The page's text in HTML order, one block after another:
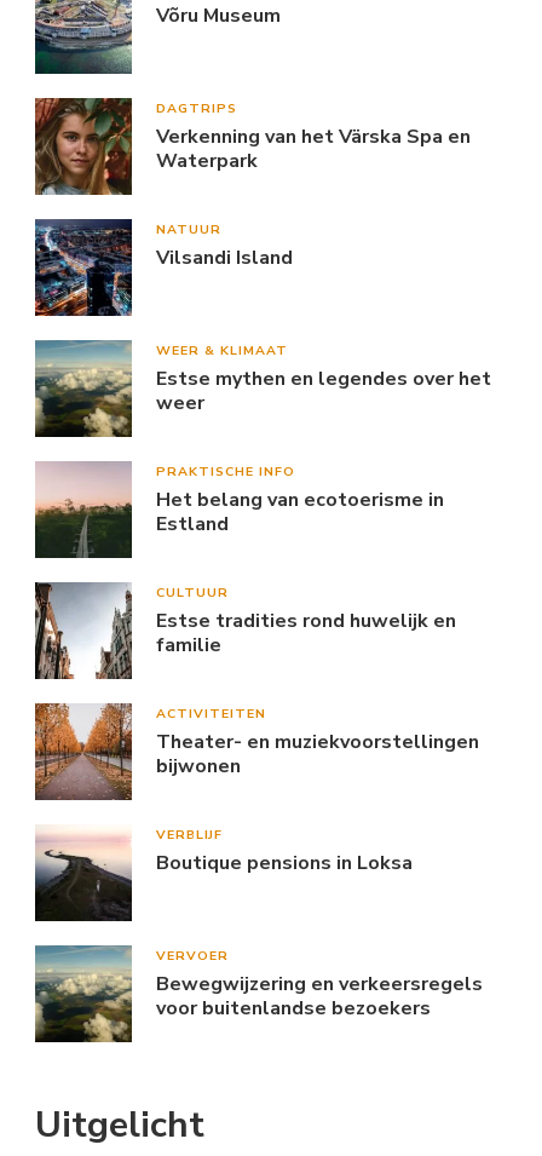
Võru Museum
DAGTRIPS
Verkenning van het Värska Spa en
Waterpark
NATUUR
Vilsandi Island
WEER & KLIMAAT
Estse mythen en legendes over het
weer
PRAKTISCHE INFO
Het belang van ecotoerisme in
Estland
CULTUUR
Estse tradities rond huwelijk en
familie
ACTIVITEITEN
Theater- en muziekvoorstellingen
bijwonen
VERBLIJF
Boutique pensions in Loksa
VERVOER
Bewegwijzering en verkeersregels
voor buitenlandse bezoekers
Uitgelicht